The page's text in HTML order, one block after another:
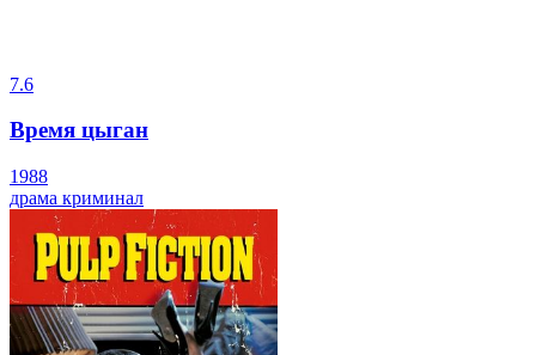
7.6
Время цыган
1988
драма криминал